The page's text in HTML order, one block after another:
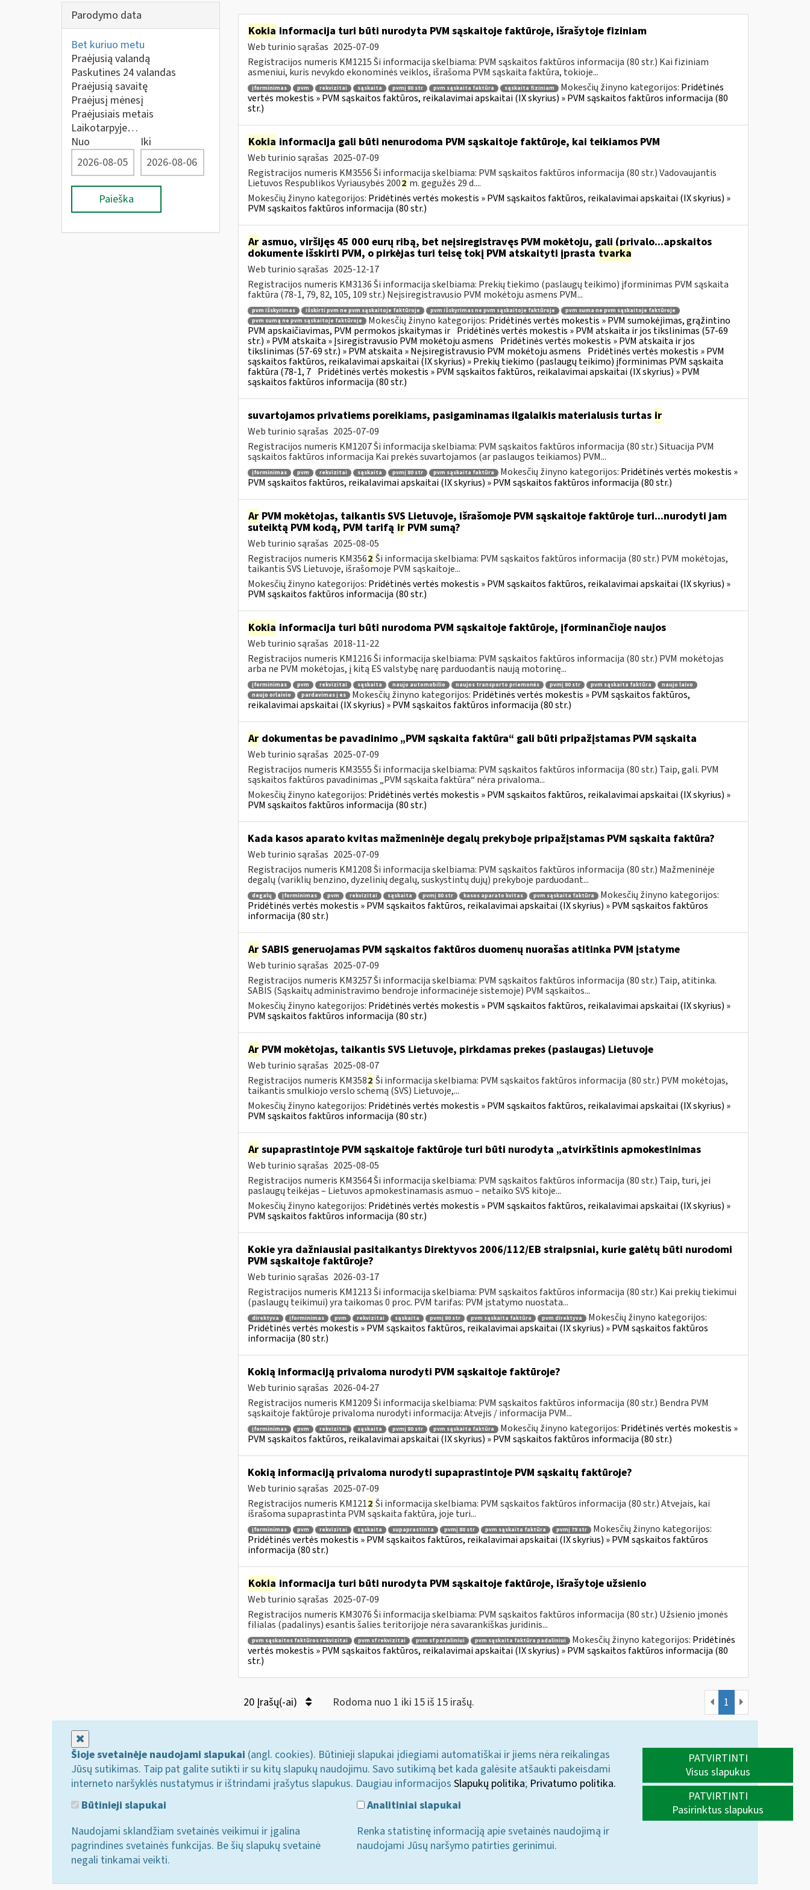
Parodymo data
Bet kuriuo metu
Praėjusią valandą
Paskutines 24 valandas
Praėjusią savaitę
Praėjusį mėnesį
Praėjusiais metais
Laikotarpyje…
Nuo
Iki
Paieška
Kokia informacija turi būti nurodyta PVM sąskaitoje faktūroje, išrašytoje fiziniam
Web turinio sąrašas 2025-07-09
Registracijos numeris KM1215 Ši informacija skelbiama: PVM sąskaitos faktūros informacija (80 str.) Kai fiziniam
asmeniui, kuris nevykdo ekonominės veiklos, išrašoma PVM sąskaita faktūra, tokioje...
įforminimas pvm rekvizitai sąskaita pvmį 80 str pvm sąskaita faktūra sąskaita fiziniam Mokesčių žinyno kategorijos: Pridėtinės
vertės mokestis » PVM sąskaitos faktūros, reikalavimai apskaitai (IX skyrius) » PVM sąskaitos faktūros informacija (80
str.)
Kokia informacija gali būti nenurodoma PVM sąskaitoje faktūroje, kai teikiamos PVM
Web turinio sąrašas 2025-07-09
Registracijos numeris KM3556 Ši informacija skelbiama: PVM sąskaitos faktūros informacija (80 str.) Vadovaujantis
Lietuvos Respublikos Vyriausybės 2002 m. gegužės 29 d....
Mokesčių žinyno kategorijos: Pridėtinės vertės mokestis » PVM sąskaitos faktūros, reikalavimai apskaitai (IX skyrius) »
PVM sąskaitos faktūros informacija (80 str.)
Arasmuo, viršijęs 45 000 eurų ribą, bet neįsiregistravęs PVM mokėtoju, gali (privalo...apskaitos
dokumente išskirti PVM, o pirkėjas turi teisę tokį PVM atskaityti įprasta tvarka
Web turinio sąrašas 2025-12-17
Registracijos numeris KM3136 Ši informacija skelbiama: Prekių tiekimo (paslaugų teikimo) įforminimas PVM sąskaita
faktūra (78-1, 79, 82, 105, 109 str.) Neįsiregistravusio PVM mokėtoju asmens PVM...
pvm išskyrimas išskirti pvm ne pvm sąskaitoje faktūroje pvm išskyrimas ne pvm sąskaitoje faktūroje
pvm suma ne pvm sąskaitoje faktūroje
pvm sumą ne pvm sąskaitoje faktūroje
Mokesčių žinyno kategorijos: Pridėtinės vertės mokestis » PVM sumokėjimas, grąžintino
PVM apskaičiavimas, PVM permokos įskaitymas ir Pridėtinės vertės mokestis » PVM atskaita ir jos tikslinimas (57-69
str.) » PVM atskaita » Įsiregistravusio PVM mokėtoju asmens Pridėtinės vertės mokestis » PVM atskaita ir jos
tikslinimas (57-69 str.) » PVM atskaita » Neįsiregistravusio PVM mokėtoju asmens Pridėtinės vertės mokestis » PVM
sąskaitos faktūros, reikalavimai apskaitai (IX skyrius) » Prekių tiekimo (paslaugų teikimo) įforminimas PVM sąskaita
faktūra (78-1, 7 Pridėtinės vertės mokestis » PVM sąskaitos faktūros, reikalavimai apskaitai (IX skyrius) » PVM
sąskaitos faktūros informacija (80 str.)
suvartojamos privatiems poreikiams, pasigaminamas ilgalaikis materialusis turtas ir
Web turinio sąrašas 2025-07-09
Registracijos numeris KM1207 Ši informacija skelbiama: PVM sąskaitos faktūros informacija (80 str.) Situacija PVM
sąskaitos faktūros informacija Kai prekės suvartojamos (ar paslaugos teikiamos) PVM...
įforminimas pvm rekvizitai sąskaita pvmį 80 str pvm sąskaita faktūra Mokesčių žinyno kategorijos: Pridėtinės vertės mokestis »
PVM sąskaitos faktūros, reikalavimai apskaitai (IX skyrius) » PVM sąskaitos faktūros informacija (80 str.)
ArPVM mokėtojas, taikantis SVS Lietuvoje, išrašomoje PVM sąskaitoje faktūroje turi...nurodyti jam
suteiktą PVM kodą, PVM tarifą irPVM sumą?
Web turinio sąrašas 2025-08-05
Registracijos numeris KM3562 Ši informacija skelbiama: PVM sąskaitos faktūros informacija (80 str.) PVM mokėtojas,
taikantis SVS Lietuvoje, išrašomoje PVM sąskaitoje...
Mokesčių žinyno kategorijos: Pridėtinės vertės mokestis » PVM sąskaitos faktūros, reikalavimai apskaitai (IX skyrius) »
PVM sąskaitos faktūros informacija (80 str.)
Kokia informacija turi būti nurodoma PVM sąskaitoje faktūroje, įforminančioje naujos
Web turinio sąrašas 2018-11-22
Registracijos numeris KM1216 Ši informacija skelbiama: PVM sąskaitos faktūros informacija (80 str.) PVM mokėtojas
arba ne PVM mokėtojas, į kitą ES valstybę narę parduodantis naują motorinę...
įforminimas pvm rekvizitai sąskaita naujo automobilio naujos transporto priemonės pvmį 80 str pvm sąskaita faktūra
naujo laivo
naujo orlaivio
pardavimas į es Mokesčių žinyno kategorijos: Pridėtinės vertės mokestis » PVM sąskaitos faktūros,
reikalavimai apskaitai (IX skyrius) » PVM sąskaitos faktūros informacija (80 str.)
Ardokumentas be pavadinimo „PVM sąskaita faktūra“ gali būti pripažįstamas PVM sąskaita
Web turinio sąrašas 2025-07-09
Registracijos numeris KM3555 Ši informacija skelbiama: PVM sąskaitos faktūros informacija (80 str.) Taip, gali. PVM
sąskaitos faktūros pavadinimas „PVM sąskaita faktūra“ nėra privaloma...
Mokesčių žinyno kategorijos: Pridėtinės vertės mokestis » PVM sąskaitos faktūros, reikalavimai apskaitai (IX skyrius) »
PVM sąskaitos faktūros informacija (80 str.)
Kada kasos aparato kvitas mažmeninėje degalų prekyboje pripažįstamas PVM sąskaita faktūra?
Web turinio sąrašas 2025-07-09
Registracijos numeris KM1208 Ši informacija skelbiama: PVM sąskaitos faktūros informacija (80 str.) Mažmeninėje
degalų (variklių benzino, dyzelinių degalų, suskystintų dujų) prekyboje parduodant...
degalų įforminimas pvm rekvizitai sąskaita pvmį 80 str kasos aparato kvitas pvm sąskaita faktūra
Mokesčių žinyno kategorijos:
Pridėtinės vertės mokestis » PVM sąskaitos faktūros, reikalavimai apskaitai (IX skyrius) » PVM sąskaitos faktūros
informacija (80 str.)
ArSABIS generuojamas PVM sąskaitos faktūros duomenų nuorašas atitinka PVM įstatyme
Web turinio sąrašas 2025-07-09
Registracijos numeris KM3257 Ši informacija skelbiama: PVM sąskaitos faktūros informacija (80 str.) Taip, atitinka.
SABIS (Sąskaitų administravimo bendroje informacinėje sistemoje) PVM sąskaitos...
Mokesčių žinyno kategorijos: Pridėtinės vertės mokestis » PVM sąskaitos faktūros, reikalavimai apskaitai (IX skyrius) »
PVM sąskaitos faktūros informacija (80 str.)
ArPVM mokėtojas, taikantis SVS Lietuvoje, pirkdamas prekes (paslaugas) Lietuvoje
Web turinio sąrašas 2025-08-07
Registracijos numeris KM3582 Ši informacija skelbiama: PVM sąskaitos faktūros informacija (80 str.) PVM mokėtojas,
taikantis smulkiojo verslo schemą (SVS) Lietuvoje,...
Mokesčių žinyno kategorijos: Pridėtinės vertės mokestis » PVM sąskaitos faktūros, reikalavimai apskaitai (IX skyrius) »
PVM sąskaitos faktūros informacija (80 str.)
Arsupaprastintoje PVM sąskaitoje faktūroje turi būti nurodyta „atvirkštinis apmokestinimas
Web turinio sąrašas 2025-08-05
Registracijos numeris KM3564 Ši informacija skelbiama: PVM sąskaitos faktūros informacija (80 str.) Taip, turi, jei
paslaugų teikėjas – Lietuvos apmokestinamasis asmuo – netaiko SVS kitoje...
Mokesčių žinyno kategorijos: Pridėtinės vertės mokestis » PVM sąskaitos faktūros, reikalavimai apskaitai (IX skyrius) »
PVM sąskaitos faktūros informacija (80 str.)
Kokie yra dažniausiai pasitaikantys Direktyvos 2006/112/EB straipsniai, kurie galėtų būti nurodomi
PVM sąskaitoje faktūroje?
Web turinio sąrašas 2026-03-17
Registracijos numeris KM1213 Ši informacija skelbiama: PVM sąskaitos faktūros informacija (80 str.) Kai prekių tiekimui
(paslaugų teikimui) yra taikomas 0 proc. PVM tarifas: PVM įstatymo nuostata...
direktyva įforminimas pvm rekvizitai sąskaita pvmį 80 str pvm sąskaita faktūra pvm direktyva
Mokesčių žinyno kategorijos:
Pridėtinės vertės mokestis » PVM sąskaitos faktūros, reikalavimai apskaitai (IX skyrius) » PVM sąskaitos faktūros
informacija (80 str.)
Kokią informaciją privaloma nurodyti PVM sąskaitoje faktūroje?
Web turinio sąrašas 2026-04-27
Registracijos numeris KM1209 Ši informacija skelbiama: PVM sąskaitos faktūros informacija (80 str.) Bendra PVM
sąskaitoje faktūroje privaloma nurodyti informacija: Atvejis / informacija PVM...
įforminimas pvm rekvizitai sąskaita pvmį 80 str pvm sąskaita faktūra Mokesčių žinyno kategorijos: Pridėtinės vertės mokestis »
PVM sąskaitos faktūros, reikalavimai apskaitai (IX skyrius) » PVM sąskaitos faktūros informacija (80 str.)
Kokią informaciją privaloma nurodyti supaprastintoje PVM sąskaitų faktūroje?
Web turinio sąrašas 2025-07-09
Registracijos numeris KM1212 Ši informacija skelbiama: PVM sąskaitos faktūros informacija (80 str.) Atvejais, kai
išrašoma supaprastinta PVM sąskaita faktūra, joje turi...
įforminimas pvm rekvizitai sąskaita supaprastinta pvmį 80 str pvm sąskaita faktūra pvmį 79 str
Mokesčių žinyno kategorijos:
Pridėtinės vertės mokestis » PVM sąskaitos faktūros, reikalavimai apskaitai (IX skyrius) » PVM sąskaitos faktūros
informacija (80 str.)
Kokia informacija turi būti nurodyta PVM sąskaitoje faktūroje, išrašytoje užsienio
Web turinio sąrašas 2025-07-09
Registracijos numeris KM3076 Ši informacija skelbiama: PVM sąskaitos faktūros informacija (80 str.) Užsienio įmonės
filialas (padalinys) esantis šalies teritorijoje nėra savarankiškas juridinis...
pvm sąskaitos faktūros rekvizitai pvm sf rekvizitai pvm sf padaliniui pvm sąskaita faktūra padaliniui Mokesčių žinyno kategorijos: Pridėtinės
vertės mokestis » PVM sąskaitos faktūros, reikalavimai apskaitai (IX skyrius) » PVM sąskaitos faktūros informacija (80
str.)
20 Įrašų(-ai) Rodoma nuo 1 iki 15 iš 15 irašų. 1
Šioje svetainėje naudojami slapukai (angl. cookies). Būtinieji slapukai įdiegiami automatiškai ir jiems nėra reikalingas
Jūsų sutikimas. Taip pat galite sutikti ir su kitų slapukų naudojimu. Savo sutikimą bet kada galėsite atšaukti pakeisdami
interneto naršyklės nustatymus ir ištrindami įrašytus slapukus. Daugiau informacijos Slapukų politika; Privatumo politika.
Būtinieji slapukai
Naudojami sklandžiam svetainės veikimui ir įgalina
pagrindines svetainės funkcijas. Be šių slapukų svetainė
negali tinkamai veikti.
Analitiniai slapukai
Renka statistinę informaciją apie svetainės naudojimą ir
naudojami Jūsų naršymo patirties gerinimui.
PATVIRTINTI
Visus slapukus
PATVIRTINTI
Pasirinktus slapukus